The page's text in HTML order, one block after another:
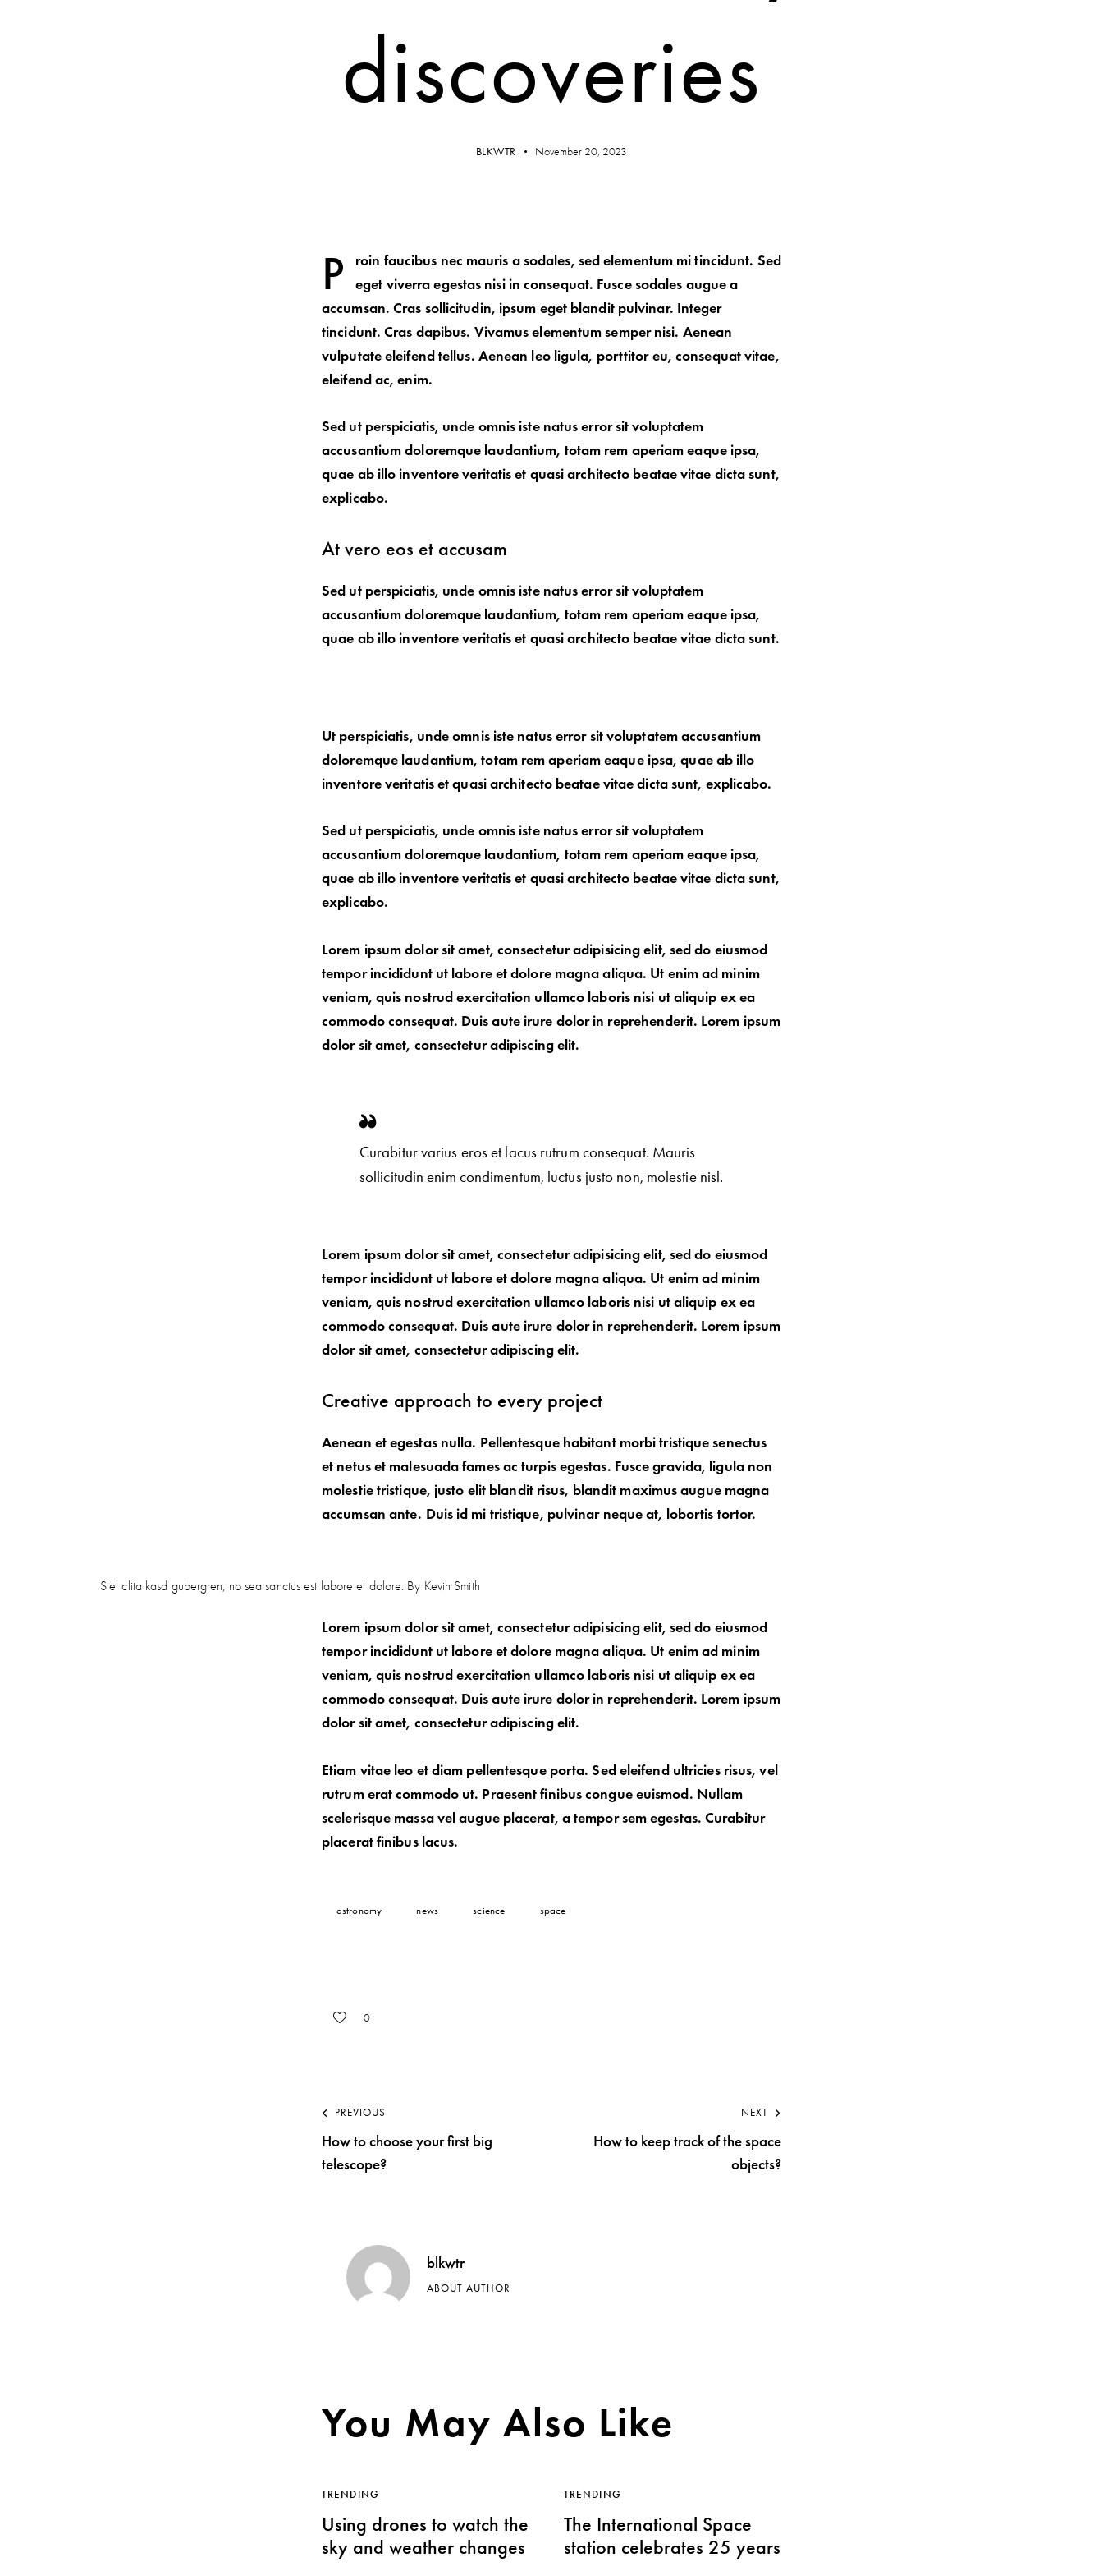
discoveries
BLKWTR November 20, 2023
P
roin faucibus nec mauris a sodales, sed elementum mi tincidunt. Sed
eget viverra egestas nisi in consequat. Fusce sodales augue a
accumsan. Cras sollicitudin, ipsum eget blandit pulvinar. Integer
tincidunt. Cras dapibus. Vivamus elementum semper nisi. Aenean
vulputate eleifend tellus. Aenean leo ligula, porttitor eu, consequat vitae,
eleifend ac, enim.
Sed ut perspiciatis, unde omnis iste natus error sit voluptatem
accusantium doloremque laudantium, totam rem aperiam eaque ipsa,
quae ab illo inventore veritatis et quasi architecto beatae vitae dicta sunt,
explicabo.
At vero eos et accusam
Sed ut perspiciatis, unde omnis iste natus error sit voluptatem
accusantium doloremque laudantium, totam rem aperiam eaque ipsa,
quae ab illo inventore veritatis et quasi architecto beatae vitae dicta sunt.
Ut perspiciatis, unde omnis iste natus error sit voluptatem accusantium
doloremque laudantium, totam rem aperiam eaque ipsa, quae ab illo
inventore veritatis et quasi architecto beatae vitae dicta sunt, explicabo.
Sed ut perspiciatis, unde omnis iste natus error sit voluptatem
accusantium doloremque laudantium, totam rem aperiam eaque ipsa,
quae ab illo inventore veritatis et quasi architecto beatae vitae dicta sunt,
explicabo.
Lorem ipsum dolor sit amet, consectetur adipisicing elit, sed do eiusmod
tempor incididunt ut labore et dolore magna aliqua. Ut enim ad minim
veniam, quis nostrud exercitation ullamco laboris nisi ut aliquip ex ea
commodo consequat. Duis aute irure dolor in reprehenderit. Lorem ipsum
dolor sit amet, consectetur adipiscing elit.
Curabitur varius eros et lacus rutrum consequat. Mauris
sollicitudin enim condimentum, luctus justo non, molestie nisl.
Lorem ipsum dolor sit amet, consectetur adipisicing elit, sed do eiusmod
tempor incididunt ut labore et dolore magna aliqua. Ut enim ad minim
veniam, quis nostrud exercitation ullamco laboris nisi ut aliquip ex ea
commodo consequat. Duis aute irure dolor in reprehenderit. Lorem ipsum
dolor sit amet, consectetur adipiscing elit.
Creative approach to every project
Aenean et egestas nulla. Pellentesque habitant morbi tristique senectus
et netus et malesuada fames ac turpis egestas. Fusce gravida, ligula non
molestie tristique, justo elit blandit risus, blandit maximus augue magna
accumsan ante. Duis id mi tristique, pulvinar neque at, lobortis tortor.
Stet clita kasd gubergren, no sea sanctus est labore et dolore. By Kevin Smith
Lorem ipsum dolor sit amet, consectetur adipisicing elit, sed do eiusmod
tempor incididunt ut labore et dolore magna aliqua. Ut enim ad minim
veniam, quis nostrud exercitation ullamco laboris nisi ut aliquip ex ea
commodo consequat. Duis aute irure dolor in reprehenderit. Lorem ipsum
dolor sit amet, consectetur adipiscing elit.
Etiam vitae leo et diam pellentesque porta. Sed eleifend ultricies risus, vel
rutrum erat commodo ut. Praesent finibus congue euismod. Nullam
scelerisque massa vel augue placerat, a tempor sem egestas. Curabitur
placerat finibus lacus.
astronomy news science space
0
PREVIOUS
How to choose your first big
telescope?
NEXT
How to keep track of the space
objects?
blkwtr
ABOUT AUTHOR
You May Also Like
TRENDING
Using drones to watch the
sky and weather changes
TRENDING
The International Space
station celebrates 25 years